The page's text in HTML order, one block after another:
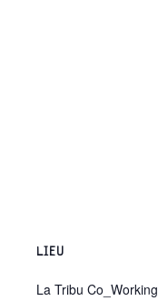
LIEU
La Tribu Co_Working